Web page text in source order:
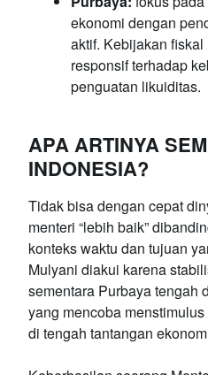
ekonomi dengan
aktif. Kebijakan
responsif terhadap
penguatan likuiditas.
APA ARTINYA
INDONESIA?
Tidak bisa dengan cepat
menteri “lebih baik”
konteks waktu dan tujuan
Mulyani diakui karena
sementara Purbaya tengah
yang mencoba
di tengah tantangan